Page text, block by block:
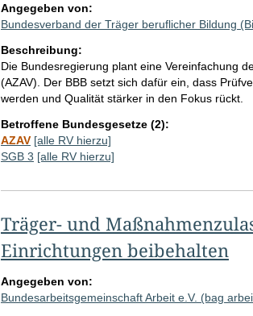
Angegeben von:
Bundesverband der Träger beruflicher Bildung
Beschreibung:
Die Bundesregierung plant eine Vereinfachung
(AZAV). Der BBB setzt sich dafür ein, dass
werden und Qualität stärker in den Fokus rückt.
Betroffene Bundesgesetze (2):
AZAV [alle RV hierzu]
SGB 3 [alle RV hierzu]
Träger- und
Einrichtungen beibehalten
Angegeben von:
Bundesarbeitsgemeinschaft Arbeit e.V. (bag